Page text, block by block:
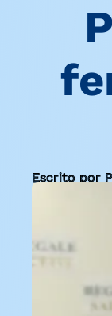
Escrito por